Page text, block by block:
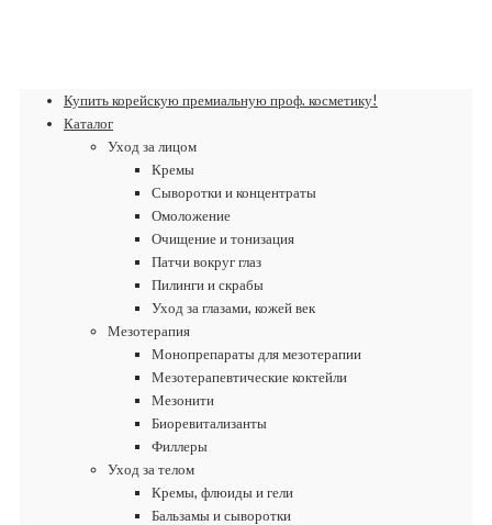
Купить корейскую премиальную проф. косметику!
Каталог
Уход за лицом
Кремы
Сыворотки и концентраты
Омоложение
Очищение и тонизация
Патчи вокруг глаз
Пилинги и скрабы
Уход за глазами, кожей век
Мезотерапия
Монопрепараты для мезотерапии
Мезотерапевтические коктейли
Мезонити
Биоревитализанты
Филлеры
Уход за телом
Кремы, флюиды и гели
Бальзамы и сыворотки